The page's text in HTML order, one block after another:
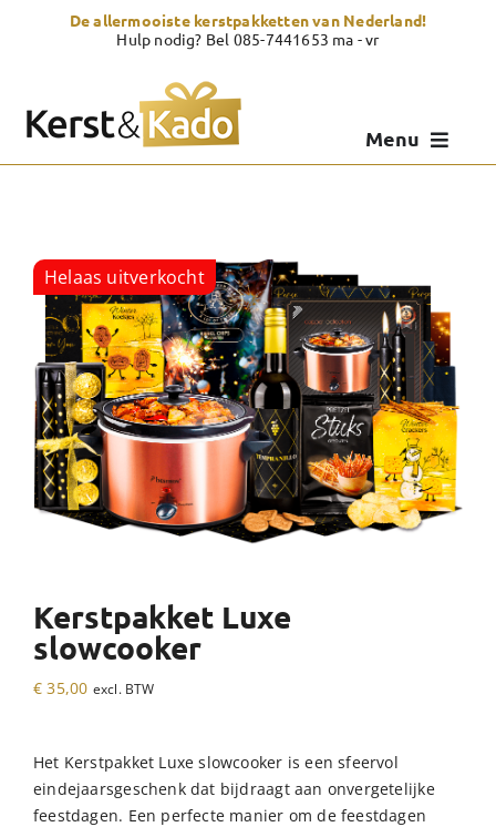
De allermooiste kerstpakketten van Nederland!
Hulp nodig? Bel 085-7441653 ma - vr
Menu
Zelf samenstellen
Showroom
Over Kerst & Kado
Helaas uitverkocht
Kerstpakket Luxe
slowcooker
€ 35,00 excl. BTW
Het Kerstpakket Luxe slowcooker is een sfeervol
eindejaarsgeschenk dat bijdraagt aan onvergetelijke
feestdagen. Een perfecte manier om de feestdagen